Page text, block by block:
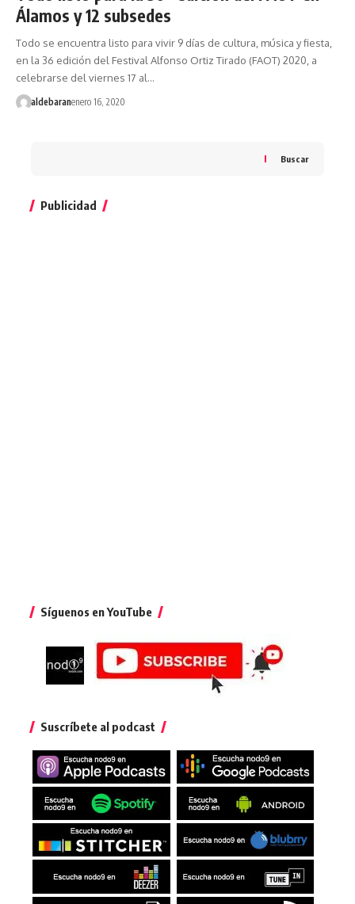
Álamos y 12 subsedes
Todo se encuentra listo para vivir 9 días de cultura, música y fiesta,
en la 36 edición del Festival Alfonso Ortiz Tirado (FAOT) 2020, a
celebrarse del viernes 17 al…
aldebaranenero 16, 2020
Buscar
Publicidad
Síguenos en YouTube
Suscríbete al podcast